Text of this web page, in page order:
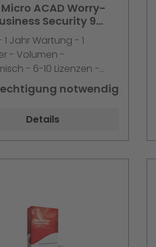
ACAD Worry-
Security 9
6-10 Liz. + 1J.
Schr.
1 Jahr Wartung - 1
- Volumen -
- 6-10 Lizenzen -
- Multilingualnotwendig
Details